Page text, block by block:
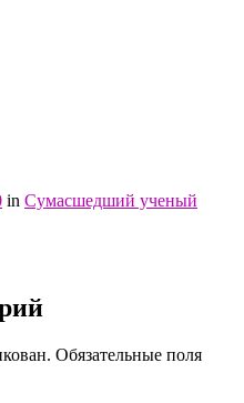
in Сумасшедший ученый
Обязательные поля